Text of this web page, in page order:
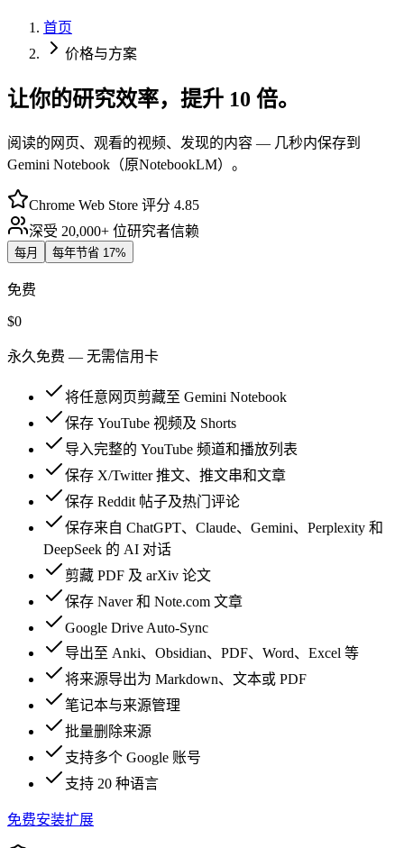
首页
价格与方案
让你的研究效率， 提升 10 倍。
阅读的网页、观看的视频、发现的内容 — 几秒内保存到
Gemini Notebook（原NotebookLM）。
Chrome Web Store 评分 4.85
深受 20,000+ 位研究者信赖
每月 每年节省 17%
免费
$0
永久免费 — 无需信用卡
将任意网页剪藏至 Gemini Notebook
保存 YouTube 视频及 Shorts
导入完整的 YouTube 频道和播放列表
保存 X/Twitter 推文、推文串和文章
保存 Reddit 帖子及热门评论
保存来自 ChatGPT、Claude、Gemini、Perplexity 和
DeepSeek 的 AI 对话
剪藏 PDF 及 arXiv 论文
保存 Naver 和 Note.com 文章
Google Drive Auto-Sync
导出至 Anki、Obsidian、PDF、Word、Excel 等
将来源导出为 Markdown、文本或 PDF
笔记本与来源管理
批量删除来源
支持多个 Google 账号
支持 20 种语言
免费安装扩展